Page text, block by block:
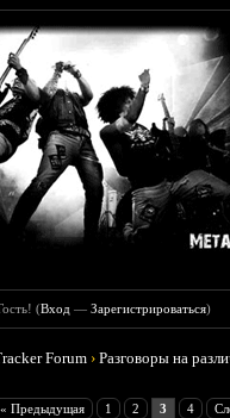
(Вход —Зарегистрироваться)
Forum ›Разговоры на
« Предыдущая 1 2 3 4